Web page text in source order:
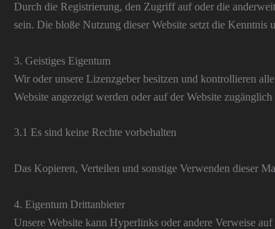
Durch die Registrierung, den Zugriff auf oder die
sein. Die bloße Nutzung dieser Website setzt die
3. Geistiges Eigentum
Wir oder unsere Lizenzgeber besitzen und kontrollieren
Website angezeigt werden oder auf der Website zugänglich
3.1 Es sind keine Rechte vorbehalten
Das Kopieren, Verteilen und sonstige Verwenden dieser
4. Eigentum Drittanbieter
Unsere Website kann Hyperlinks oder andere Verweise